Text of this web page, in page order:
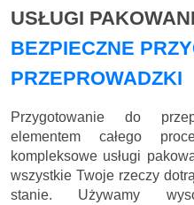
USŁUGI
BEZPIECZNE
PRZEPROWADZKI
Przygotowanie do
elementem całego
kompleksowe usługi
wszystkie Twoje rzeczy
stanie. Używamy